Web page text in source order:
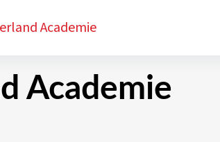
Academie
Academie